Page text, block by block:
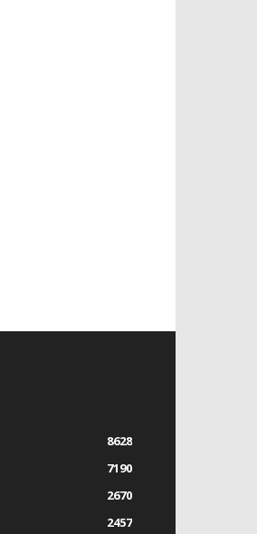
8628
7190
2670
2457